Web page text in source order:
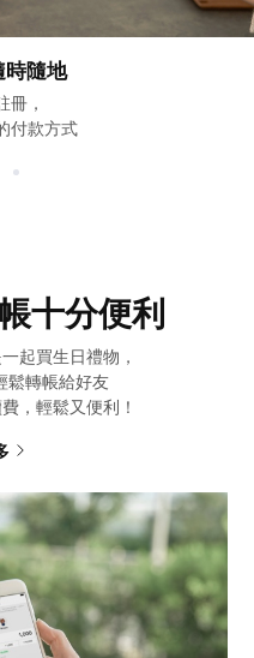
時隨地
冊，
付款方式
十分便利
起買生日禮物，
鬆轉帳給好友
，輕鬆又便利！